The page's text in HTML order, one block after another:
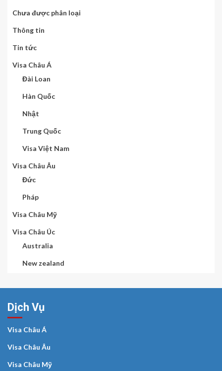
Chưa được phân loại
Thông tin
Tin tức
Visa Châu Á
Đài Loan
Hàn Quốc
Nhật
Trung Quốc
Visa Việt Nam
Visa Châu Âu
Đức
Pháp
Visa Châu Mỹ
Visa Châu Úc
Australia
New zealand
Dịch Vụ
Visa Châu Á
Visa Châu Âu
Visa Châu Mỹ